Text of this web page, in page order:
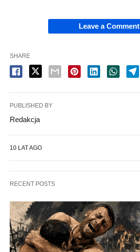
Leave a Comment
SHARE
PUBLISHED BY
Redakcja
10 LAT AGO
RECENT POSTS